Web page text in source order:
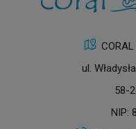
ul.
58-
NIP: